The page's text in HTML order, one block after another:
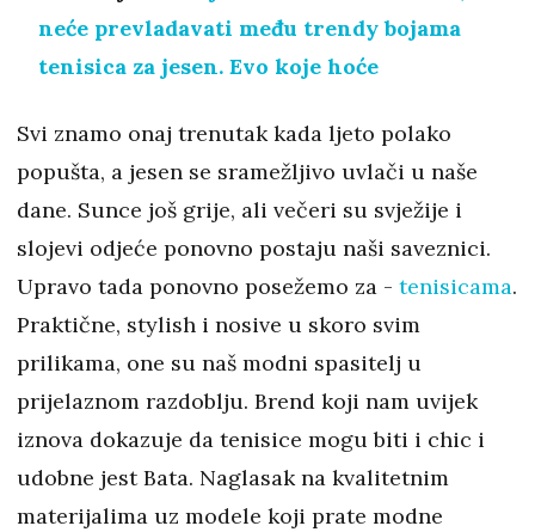
neće prevladavati među trendy bojama
tenisica za jesen. Evo koje hoće
Svi znamo onaj trenutak kada ljeto polako
popušta, a jesen se sramežljivo uvlači u naše
dane. Sunce još grije, ali večeri su svježije i
slojevi odjeće ponovno postaju naši saveznici.
Upravo tada ponovno posežemo za - tenisicama.
Praktične, stylish i nosive u skoro svim
prilikama, one su naš modni spasitelj u
prijelaznom razdoblju. Brend koji nam uvijek
iznova dokazuje da tenisice mogu biti i chic i
udobne jest Bata. Naglasak na kvalitetnim
materijalima uz modele koji prate modne